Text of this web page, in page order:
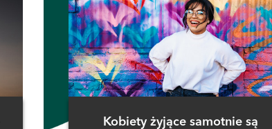
Kobiety żyjące samotnie są